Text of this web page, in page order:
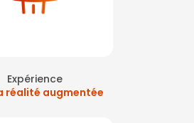
Expérience
réalité augmentée